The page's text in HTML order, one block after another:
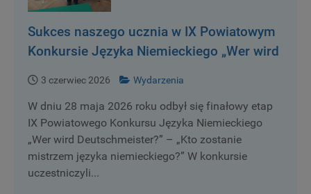
Sukces naszego ucznia w IX Powiatowym
Konkursie Języka Niemieckiego „Wer wird
mistrzem języka niemieckiego?”
3 czerwiec 2026 Wydarzenia
W dniu 28 maja 2026 roku odbył się finałowy etap
IX Powiatowego Konkursu Języka Niemieckiego
„Wer wird Deutschmeister?” – „Kto zostanie
mistrzem języka niemieckiego?” W konkursie
uczestniczyli...